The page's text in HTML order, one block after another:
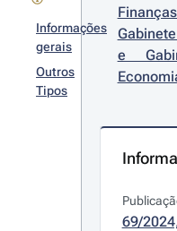
Informações
gerais
Outros
Tipos
e
69/